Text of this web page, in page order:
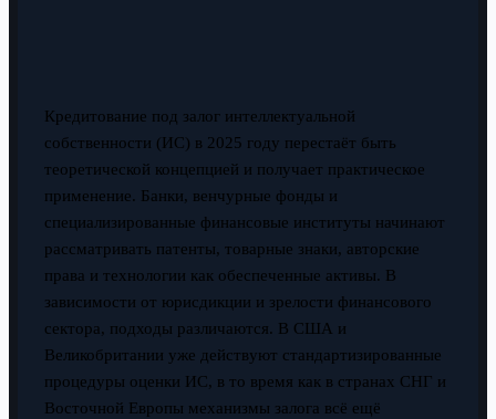
Кредитование под залог интеллектуальной
собственности (ИС) в 2025 году перестаёт быть
теоретической концепцией и получает практическое
применение. Банки, венчурные фонды и
специализированные финансовые институты начинают
рассматривать патенты, товарные знаки, авторские
права и технологии как обеспеченные активы. В
зависимости от юрисдикции и зрелости финансового
сектора, подходы различаются. В США и
Великобритании уже действуют стандартизированные
процедуры оценки ИС, в то время как в странах СНГ и
Восточной Европы механизмы залога всё ещё